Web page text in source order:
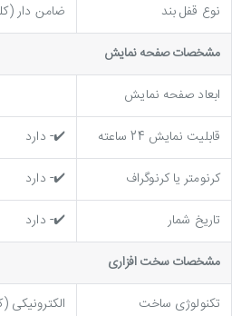
نوع قفل بند
ضامن دار
مشخصات صفحه نمايش
ابعاد صفحه نمایش
قابلیت نمایش 24 ساعته
✔️- دارد
کرنومتر یا کرنوگراف
✔️- دارد
تاریخ شمار
✔️- دارد
مشخصات سخت افزاری
تکنولوژی ساخت
الکترونیکی